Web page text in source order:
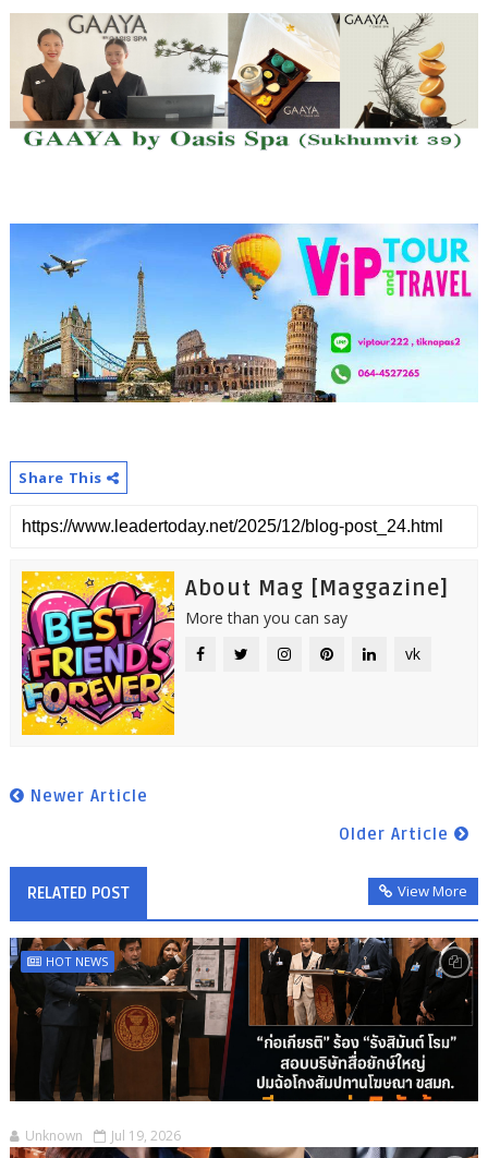
Share This
About Mag [Maggazine]
More than you can say
vk
Newer Article
Older Article
RELATED POST View More
HOT NEWS
Unknown Jul 19, 2026